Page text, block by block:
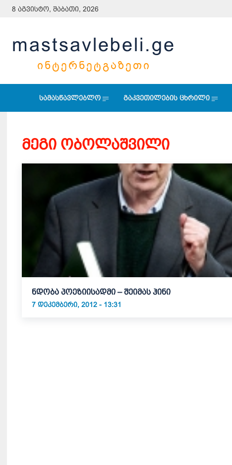
8 აგვისტო, შაბათი, 2026
mastsavlebeli.ge
ᲘᲜᲢᲔᲠᲜᲔᲢᲒᲐᲖᲔᲗᲘ
სამასწავლებლო გაკვეთილების ცხრილი
მეგი ობოლაშვილი
ნდობა პოეზიისადმი – შეიმას ჰინი
7 ᲓᲔᲙᲔᲛᲑᲔᲠᲘ, 2012 - 13:31